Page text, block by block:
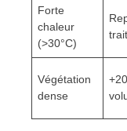
Forte
chaleur
(>30°C)
Végétation
dense